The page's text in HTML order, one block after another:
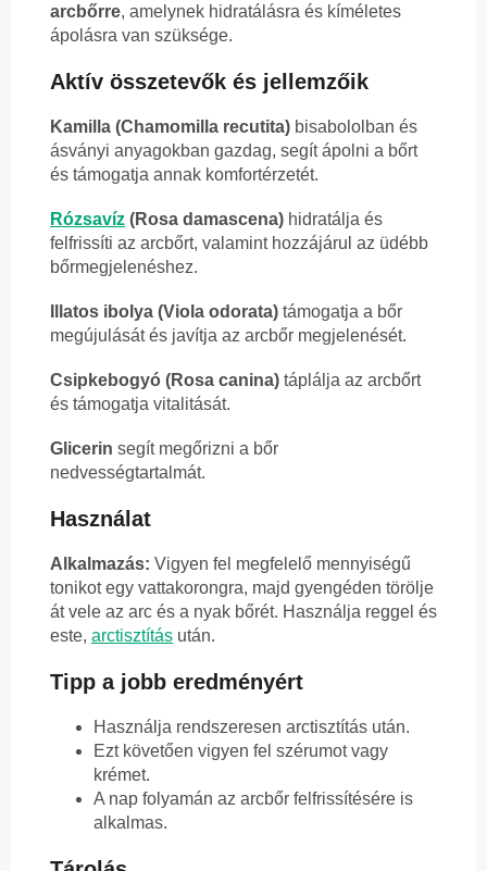
arcbőrre, amelynek hidratálásra és kíméletes
ápolásra van szüksége.
Aktív összetevők és jellemzőik
Kamilla (Chamomilla recutita) bisabololban és
ásványi anyagokban gazdag, segít ápolni a bőrt
és támogatja annak komfortérzetét.
Rózsavíz (Rosa damascena) hidratálja és
felfrissíti az arcbőrt, valamint hozzájárul az üdébb
bőrmegjelenéshez.
Illatos ibolya (Viola odorata) támogatja a bőr
megújulását és javítja az arcbőr megjelenését.
Csipkebogyó (Rosa canina) táplálja az arcbőrt
és támogatja vitalitását.
Glicerin segít megőrizni a bőr
nedvességtartalmát.
Használat
Alkalmazás: Vigyen fel megfelelő mennyiségű
tonikot egy vattakorongra, majd gyengéden törölje
át vele az arc és a nyak bőrét. Használja reggel és
este, arctisztítás után.
Tipp a jobb eredményért
Használja rendszeresen arctisztítás után.
Ezt követően vigyen fel szérumot vagy
krémet.
A nap folyamán az arcbőr felfrissítésére is
alkalmas.